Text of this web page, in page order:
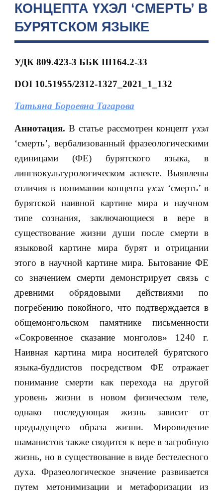
КОНЦЕПТА ҮХЭЛ ‘СМЕРТЬ’ В
БУРЯТСКОМ ЯЗЫКЕ
УДК 809.423-3 ББК Ш164.2-33
DOI 10.51955/2312-1327_2021_1_132
Татьяна Бороевна Тагарова
Аннотация.В статье рассмотрен концептүхэл
‘смерть’, вербализованный фразеологическими
единицами (ФЕ) бурятского языка, в
лингвокультурологическом аспекте. Выявлены
отличия в понимании концептаүхэл ‘смерть’ в
бурятской наивной картине мира и научном
типе сознания, заключающиеся в вере в
существование жизни души после смерти в
языковой картине мира бурят и отрицании
этого в научной картине мира. Бытование ФЕ
со значением смерти демонстрирует связь с
древними обрядовыми действиями по
погребению покойного, что подтверждается в
общемонгольском памятнике письменности
«Сокровенное сказание монголов» 1240 г.
Наивная картина мира носителей бурятского
языка-буддистов посредством ФЕ отражает
понимание смерти как перехода на другой
уровень жизни в новом физическом теле,
однако последующая жизнь зависит от
предыдущего образа жизни. Мировидение
шаманистов также сводится к вере в загробную
жизнь, но в существование в виде бестелесного
духа. Фразеологическое значение развивается
путем метонимизации и метафоризации из